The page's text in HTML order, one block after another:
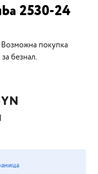
2530-24
покупка
безнал.